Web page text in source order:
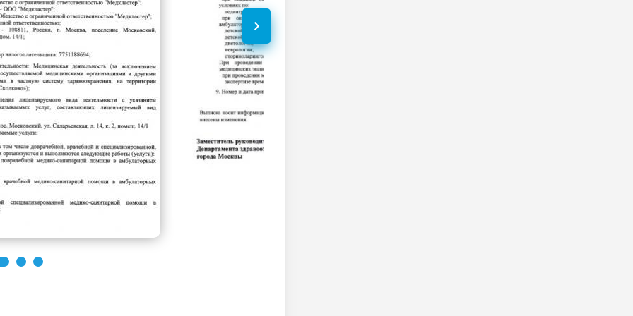
Без контраста С контрастом
1200р.
1300р.
-
900р.
-
700р.
1300р.
-
2500р. -